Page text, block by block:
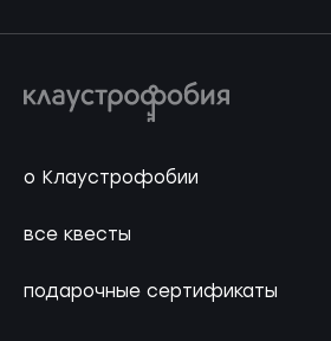
о Клаустрофобии
все квесты
подарочные сертификаты